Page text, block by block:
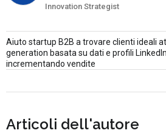
Innovation Strategist
Aiuto startup B2B a trovare clienti ideali
generation basata su dati e profili
incrementando vendite
Articoli dell'autore